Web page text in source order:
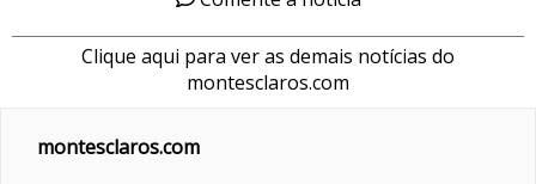
Clique aqui para ver as demais notícias do
montesclaros.com
montesclaros.com